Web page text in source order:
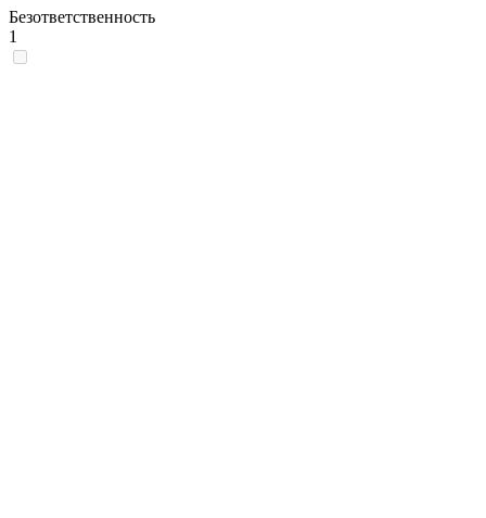
Безответственность
1